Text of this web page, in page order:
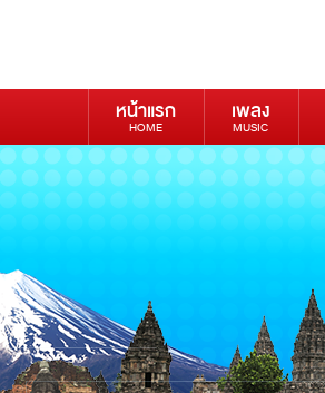
หน้าแรก
HOME
เพลง
MUSIC